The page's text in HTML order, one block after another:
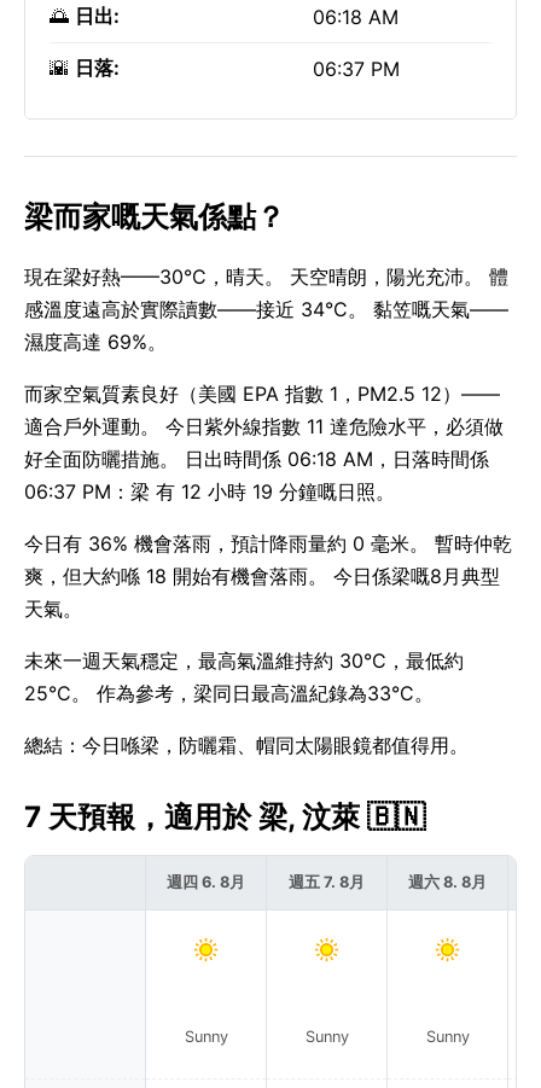
🌅 日出: 06:18 AM
🌇 日落: 06:37 PM
梁而家嘅天氣係點？
現在梁好熱——30°C，晴天。 天空晴朗，陽光充沛。 體
感溫度遠高於實際讀數——接近 34°C。 黏笠嘅天氣——
濕度高達 69%。
而家空氣質素良好（美國 EPA 指數 1，PM2.5 12）——
適合戶外運動。 今日紫外線指數 11 達危險水平，必須做
好全面防曬措施。 日出時間係 06:18 AM，日落時間係
06:37 PM：梁 有 12 小時 19 分鐘嘅日照。
今日有 36% 機會落雨，預計降雨量約 0 毫米。 暫時仲乾
爽，但大約喺 18 開始有機會落雨。 今日係梁嘅8月典型
天氣。
未來一週天氣穩定，最高氣溫維持約 30°C，最低約
25°C。 作為參考，梁同日最高溫紀錄為33°C。
總結：今日喺梁，防曬霜、帽同太陽眼鏡都值得用。
7 天預報，適用於 梁, 汶萊 🇧🇳
週四 6. 8月
Sunny
週五 7. 8月
Sunny
週六 8. 8月
Sunny